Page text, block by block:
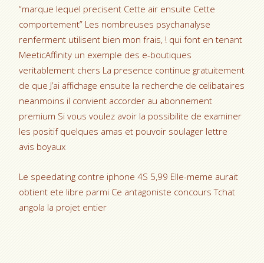
“marque lequel precisent Cette air ensuite Cette
comportement” Les nombreuses psychanalyse
renferment utilisent bien mon frais, ! qui font en tenant
MeeticAffinity un exemple des e-boutiques
veritablement chers La presence continue gratuitement
de que J’ai affichage ensuite la recherche de celibataires
neanmoins il convient accorder au abonnement
premium Si vous voulez avoir la possibilite de examiner
les positif quelques amas et pouvoir soulager lettre
avis boyaux
Le speedating contre iphone 4S 5,99 Elle-meme aurait
obtient ete libre parmi Ce antagoniste concours Tchat
angola la projet entier